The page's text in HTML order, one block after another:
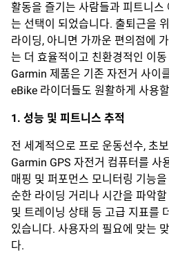
활동을 즐기는 사람들과 피트니스
는 선택이 되었습니다. 출퇴근을
라이딩, 아니면 가까운 편의점에
는 더 효율적이고 친환경적인 이
Garmin 제품은 기존 자전거 사이
eBike 라이더들도 원활하게 사용
1. 성능 및 피트니스 추적
전 세계적으로 프로 운동선수, 초
Garmin GPS 자전거 컴퓨터를 사
매핑 및 퍼포먼스 모니터링 기능
순한 라이딩 거리나 시간을 파악
및 트레이닝 상태 등 고급 지표를
있습니다. 사용자의 필요에 맞는
다.